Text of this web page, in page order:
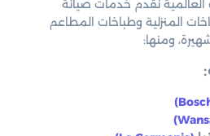
نقدم خدمات صيانة
المنزلية وطباخات المطاعم
ومنها: